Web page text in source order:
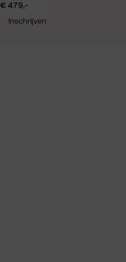
€ 479,-
Inschrijven